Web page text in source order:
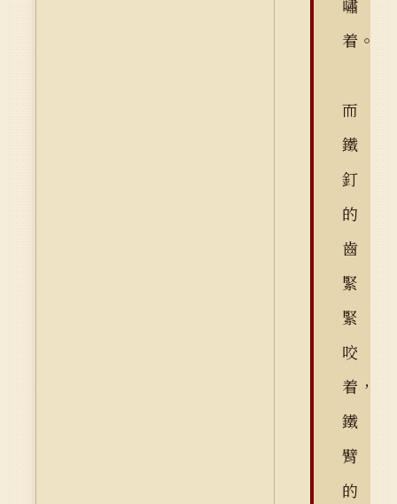
嘯
着。
而
鐵
釘
的
齒
緊
緊
咬
着，
鐵
臂
的